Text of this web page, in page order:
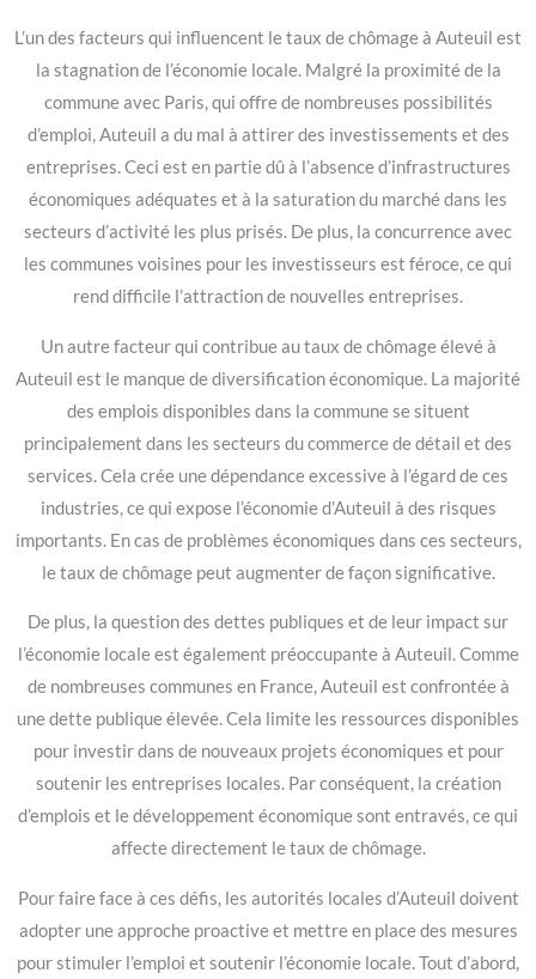
L’un des facteurs qui influencent le taux de chômage à Auteuil est
la stagnation de l’économie locale. Malgré la proximité de la
commune avec Paris, qui offre de nombreuses possibilités
d’emploi, Auteuil a du mal à attirer des investissements et des
entreprises. Ceci est en partie dû à l’absence d’infrastructures
économiques adéquates et à la saturation du marché dans les
secteurs d’activité les plus prisés. De plus, la concurrence avec
les communes voisines pour les investisseurs est féroce, ce qui
rend difficile l’attraction de nouvelles entreprises.
Un autre facteur qui contribue au taux de chômage élevé à
Auteuil est le manque de diversification économique. La majorité
des emplois disponibles dans la commune se situent
principalement dans les secteurs du commerce de détail et des
services. Cela crée une dépendance excessive à l’égard de ces
industries, ce qui expose l’économie d’Auteuil à des risques
importants. En cas de problèmes économiques dans ces secteurs,
le taux de chômage peut augmenter de façon significative.
De plus, la question des dettes publiques et de leur impact sur
l’économie locale est également préoccupante à Auteuil. Comme
de nombreuses communes en France, Auteuil est confrontée à
une dette publique élevée. Cela limite les ressources disponibles
pour investir dans de nouveaux projets économiques et pour
soutenir les entreprises locales. Par conséquent, la création
d’emplois et le développement économique sont entravés, ce qui
affecte directement le taux de chômage.
Pour faire face à ces défis, les autorités locales d’Auteuil doivent
adopter une approche proactive et mettre en place des mesures
pour stimuler l’emploi et soutenir l’économie locale. Tout d’abord,